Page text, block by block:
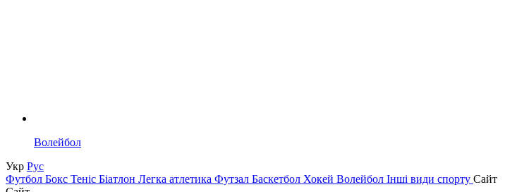
Волейбол
Укр Рус
Футбол Бокс Теніс Біатлон Легка атлетика Футзал Баскетбол Хокей Волейбол Інші види спорту Сайт